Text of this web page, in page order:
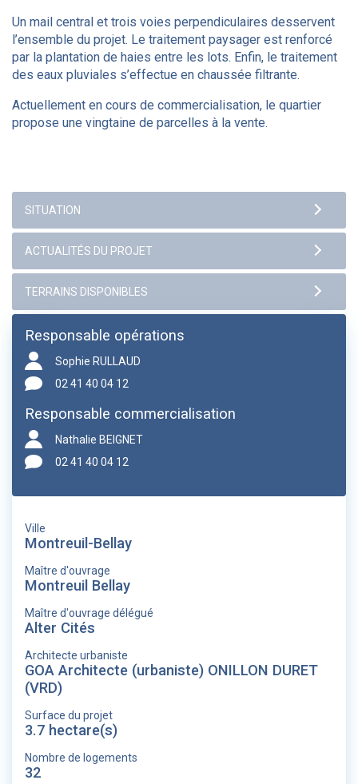
Un mail central et trois voies perpendiculaires desservent
l’ensemble du projet. Le traitement paysager est renforcé
par la plantation de haies entre les lots. Enfin, le traitement
des eaux pluviales s’effectue en chaussée filtrante.
Actuellement en cours de commercialisation, le quartier
propose une vingtaine de parcelles à la vente.
Responsable opérations
Sophie RULLAUD
02 41 40 04 12
Responsable commercialisation
Nathalie BEIGNET
02 41 40 04 12
Ville
Montreuil-Bellay
Maître d'ouvrage
Montreuil Bellay
Maître d'ouvrage délégué
Alter Cités
Architecte urbaniste
GOA Architecte (urbaniste) ONILLON DURET
(VRD)
Surface du projet
3.7 hectare(s)
Nombre de logements
32